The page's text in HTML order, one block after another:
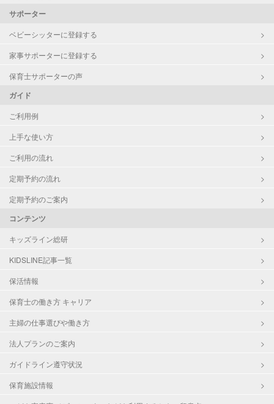
サポーター
ベビーシッターに登録する
家事サポーターに登録する
保育士サポーターの声
ガイド
ご利用例
上手な使い方
ご利用の流れ
定期予約の流れ
定期予約のご案内
コンテンツ
キッズライン総研
KIDSLINE記事一覧
保活情報
保育士の働き方 キャリア
主婦の仕事選びや働き方
法人プランのご案内
ガイドライン遵守状況
保育施設情報